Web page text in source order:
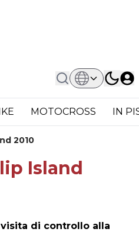
MOTOCROSS IN
2010
Island
visita di controllo alla